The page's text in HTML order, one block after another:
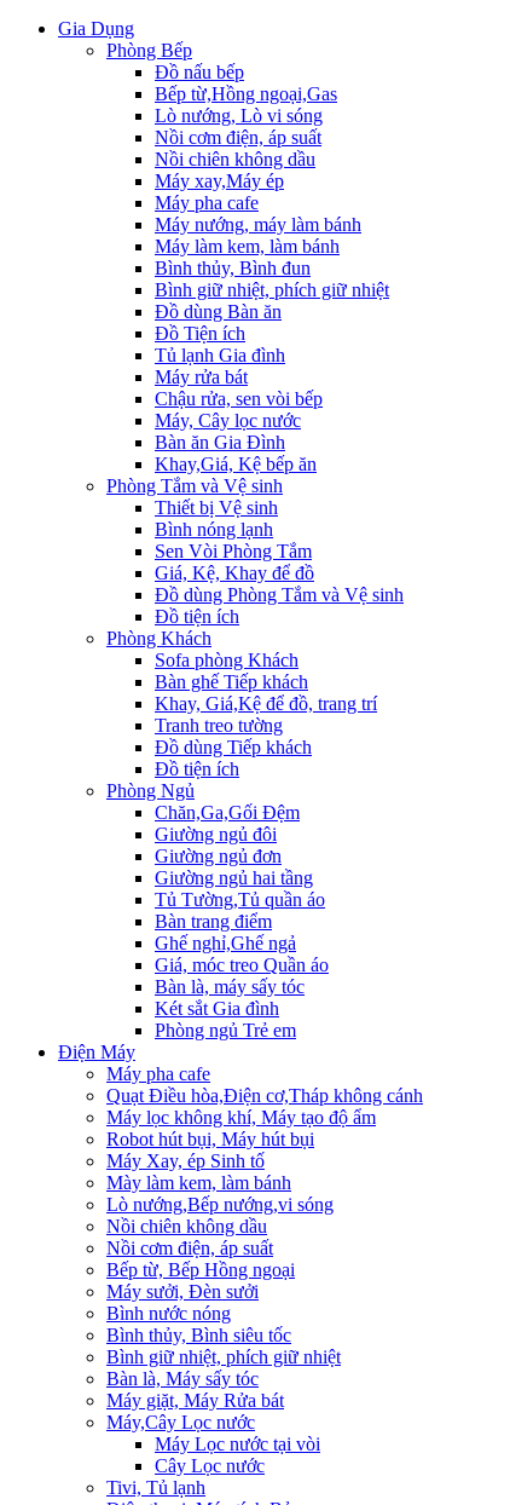
Gia Dụng
Phòng Bếp
Đồ nấu bếp
Bếp từ,Hồng ngoại,Gas
Lò nướng, Lò vi sóng
Nồi cơm điện, áp suất
Nồi chiên không dầu
Máy xay,Máy ép
Máy pha cafe
Máy nướng, máy làm bánh
Máy làm kem, làm bánh
Bình thủy, Bình đun
Bình giữ nhiệt, phích giữ nhiệt
Đồ dùng Bàn ăn
Đồ Tiện ích
Tủ lạnh Gia đình
Máy rửa bát
Chậu rửa, sen vòi bếp
Máy, Cây lọc nước
Bàn ăn Gia Đình
Khay,Giá, Kệ bếp ăn
Phòng Tắm và Vệ sinh
Thiết bị Vệ sinh
Bình nóng lạnh
Sen Vòi Phòng Tắm
Giá, Kệ, Khay để đồ
Đồ dùng Phòng Tắm và Vệ sinh
Đồ tiện ích
Phòng Khách
Sofa phòng Khách
Bàn ghế Tiếp khách
Khay, Giá,Kệ để đồ, trang trí
Tranh treo tường
Đồ dùng Tiếp khách
Đồ tiện ích
Phòng Ngủ
Chăn,Ga,Gối Đệm
Giường ngủ đôi
Giường ngủ đơn
Giường ngủ hai tầng
Tủ Tường,Tủ quần áo
Bàn trang điểm
Ghế nghỉ,Ghế ngả
Giá, móc treo Quần áo
Bàn là, máy sấy tóc
Két sắt Gia đình
Phòng ngủ Trẻ em
Điện Máy
Máy pha cafe
Quạt Điều hòa,Điện cơ,Tháp không cánh
Máy lọc không khí, Máy tạo độ ẩm
Robot hút bụi, Máy hút bụi
Máy Xay, ép Sinh tố
Mày làm kem, làm bánh
Lò nướng,Bếp nướng,vi sóng
Nồi chiên không dầu
Nồi cơm điện, áp suất
Bếp từ, Bếp Hồng ngoại
Máy sưởi, Đèn sưởi
Bình nước nóng
Bình thủy, Bình siêu tốc
Bình giữ nhiệt, phích giữ nhiệt
Bàn là, Máy sấy tóc
Máy giặt, Máy Rửa bát
Máy,Cây Lọc nước
Máy Lọc nước tại vòi
Cây Lọc nước
Tivi, Tủ lạnh